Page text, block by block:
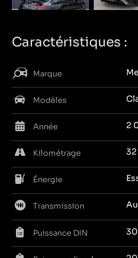
Caractéristiques :
Marque
Modèles
Année 2
Kilométrage
Énergie
Transmission
Puissance DIN